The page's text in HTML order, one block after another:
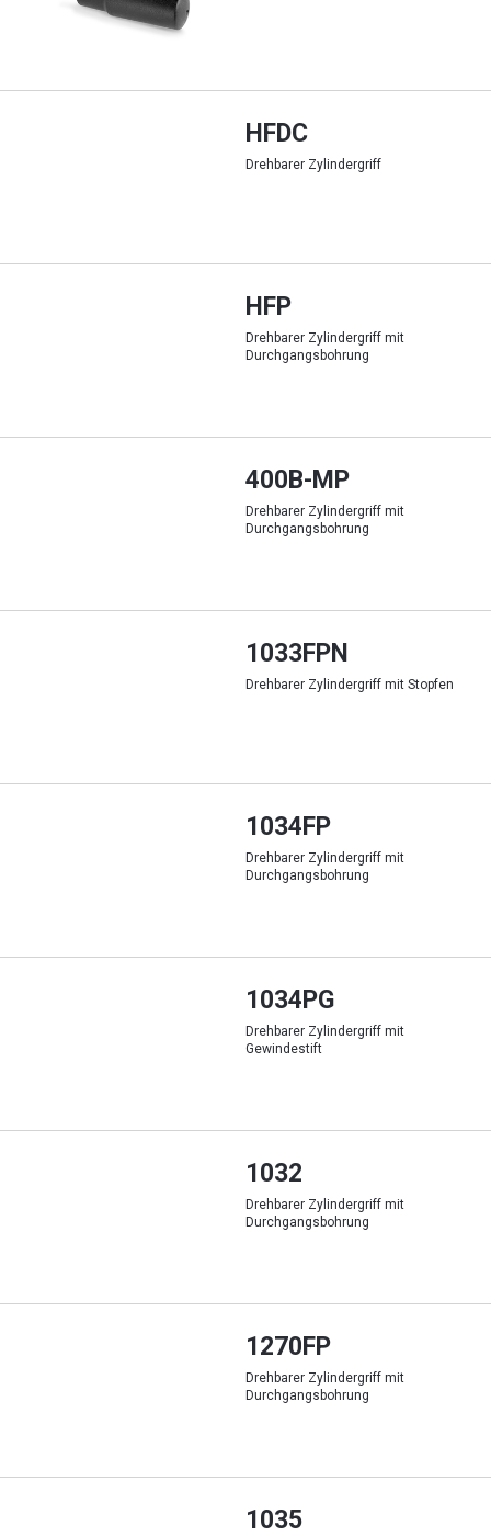
HFDC
Drehbarer Zylindergriff
HFP
Drehbarer Zylindergriff mit
Durchgangsbohrung
400B-MP
Drehbarer Zylindergriff mit
Durchgangsbohrung
1033FPN
Drehbarer Zylindergriff mit Stopfen
1034FP
Drehbarer Zylindergriff mit
Durchgangsbohrung
1034PG
Drehbarer Zylindergriff mit
Gewindestift
1032
Drehbarer Zylindergriff mit
Durchgangsbohrung
1270FP
Drehbarer Zylindergriff mit
Durchgangsbohrung
1035